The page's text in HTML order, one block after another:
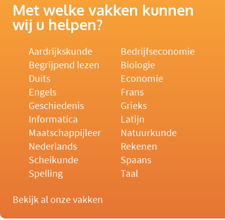
Met welke vakken kunnen
wij u helpen?
Aardrijkskunde
Bedrijfseconomie
Begrijpend lezen
Biologie
Duits
Economie
Engels
Frans
Geschiedenis
Grieks
Informatica
Latijn
Maatschappijleer
Natuurkunde
Nederlands
Rekenen
Scheikunde
Spaans
Spelling
Taal
Bekijk al onze vakken